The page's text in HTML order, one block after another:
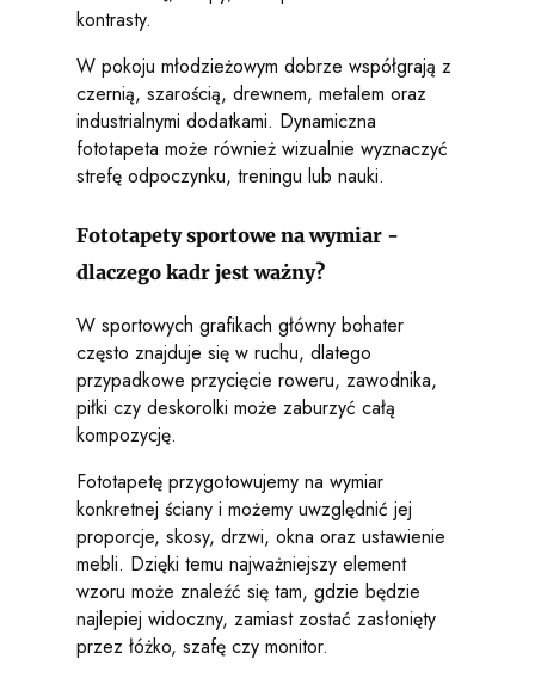
kontrasty.
W pokoju młodzieżowym dobrze współgrają z
czernią, szarością, drewnem, metalem oraz
industrialnymi dodatkami. Dynamiczna
fototapeta może również wizualnie wyznaczyć
strefę odpoczynku, treningu lub nauki.
Fototapety sportowe na wymiar -
dlaczego kadr jest ważny?
W sportowych grafikach główny bohater
często znajduje się w ruchu, dlatego
przypadkowe przycięcie roweru, zawodnika,
piłki czy deskorolki może zaburzyć całą
kompozycję.
Fototapetę przygotowujemy na wymiar
konkretnej ściany i możemy uwzględnić jej
proporcje, skosy, drzwi, okna oraz ustawienie
mebli. Dzięki temu najważniejszy element
wzoru może znaleźć się tam, gdzie będzie
najlepiej widoczny, zamiast zostać zasłonięty
przez łóżko, szafę czy monitor.